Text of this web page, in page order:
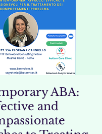
ABA:
and